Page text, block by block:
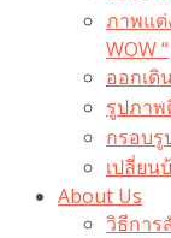
ภาพแต่
WOW “
ออกเดิ
รูปภา
กรอบรู
เปลี่ย
About Us
วิธีการ